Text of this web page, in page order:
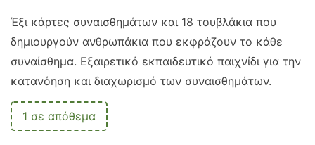
Έξι κάρτες συναισθημάτων και 18 τουβλάκια που
δημιουργούν ανθρωπάκια που εκφράζουν το κάθε
συναίσθημα. Εξαιρετικό εκπαιδευτικό παιχνίδι για την
κατανόηση και διαχωρισμό των συναισθημάτων.
1 σε απόθεμα